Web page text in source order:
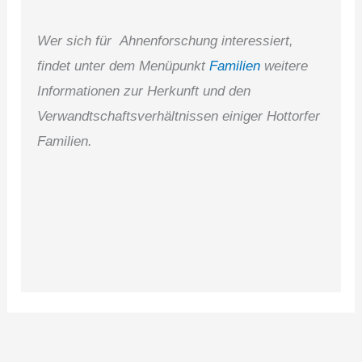
Wer sich für Ahnenforschung interessiert,
findet unter dem MenüpunktFamilien weitere
Informationen zur Herkunft und den
Verwandtschaftsverhältnissen einiger Hottorfer
Familien.